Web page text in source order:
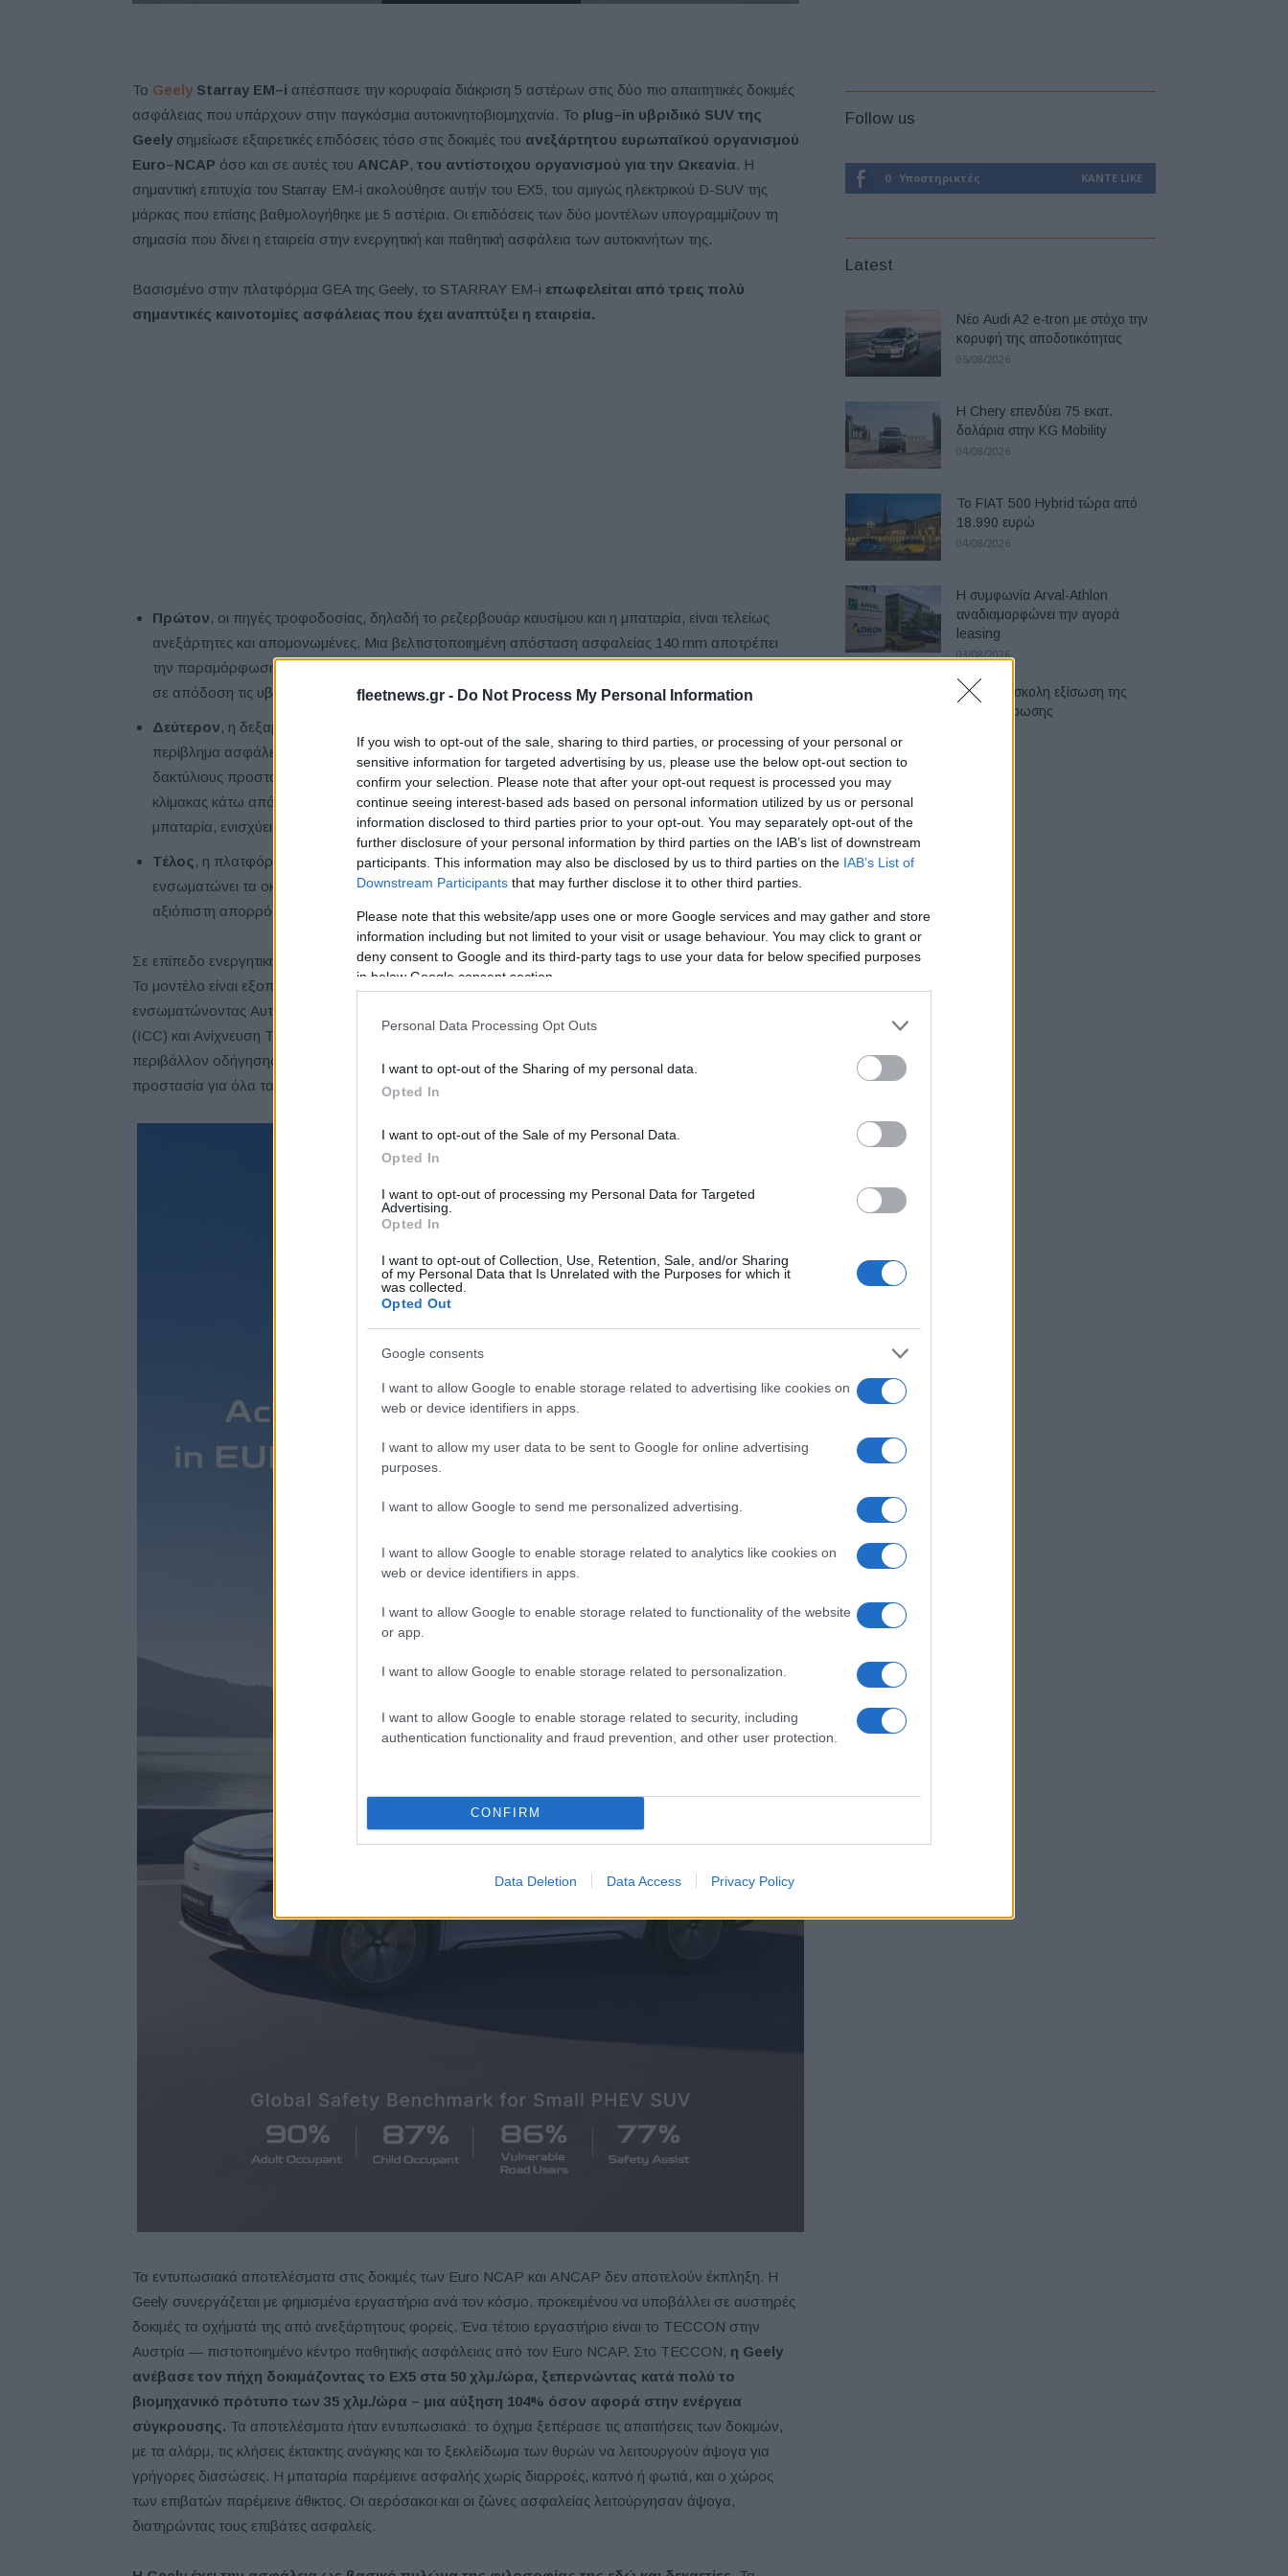
fleetnews.gr - Do Not Process My Personal Information
If you wish to opt-out of the sale, sharing to third parties, or processing of your personal or
sensitive information for targeted advertising by us, please use the below opt-out section to
confirm your selection. Please note that after your opt-out request is processed you may
continue seeing interest-based ads based on personal information utilized by us or personal
information disclosed to third parties prior to your opt-out. You may separately opt-out of the
further disclosure of your personal information by third parties on the IAB’s list of downstream
participants. This information may also be disclosed by us to third parties on the IAB’s List of
Downstream Participants that may further disclose it to other third parties.
Please note that this website/app uses one or more Google services and may gather and store
information including but not limited to your visit or usage behaviour. You may click to grant or
deny consent to Google and its third-party tags to use your data for below specified purposes
in below Google consent section.
Personal Data Processing Opt Outs
I want to opt-out of the Sharing of my personal data.
Opted In
I want to opt-out of the Sale of my Personal Data.
Opted In
I want to opt-out of processing my Personal Data for Targeted
Advertising.
Opted In
I want to opt-out of Collection, Use, Retention, Sale, and/or Sharing
of my Personal Data that Is Unrelated with the Purposes for which it
was collected.
Opted Out
Google consents
I want to allow Google to enable storage related to advertising like cookies on
web or device identifiers in apps.
I want to allow my user data to be sent to Google for online advertising
purposes.
I want to allow Google to send me personalized advertising.
I want to allow Google to enable storage related to analytics like cookies on
web or device identifiers in apps.
I want to allow Google to enable storage related to functionality of the website
or app.
I want to allow Google to enable storage related to personalization.
I want to allow Google to enable storage related to security, including
authentication functionality and fraud prevention, and other user protection.
CONFIRM
Data Deletion Data Access Privacy Policy
Το Geely Starray EM–i απέσπασε την κορυφαία διάκριση 5 αστέρων στις δύο πιο απαιτητικές δοκιμές
ασφάλειας που υπάρχουν στην παγκόσμια αυτοκινητοβιομηχανία. Το plug–in υβριδικό SUV της
Geely σημείωσε εξαιρετικές επιδόσεις τόσο στις δοκιμές του ανεξάρτητου ευρωπαϊκού οργανισμού
Euro–NCAP όσο και σε αυτές του ANCAP, του αντίστοιχου οργανισμού για την Ωκεανία. Η
σημαντική επιτυχία του Starray EM-i ακολούθησε αυτήν του EX5, του αμιγώς ηλεκτρικού D-SUV της
μάρκας που επίσης βαθμολογήθηκε με 5 αστέρια. Οι επιδόσεις των δύο μοντέλων υπογραμμίζουν τη
σημασία που δίνει η εταιρεία στην ενεργητική και παθητική ασφάλεια των αυτοκινήτων της.
Βασισμένο στην πλατφόρμα GEA της Geely, το STARRAY EM-i επωφελείται από τρεις πολύ
σημαντικές καινοτομίες ασφάλειας που έχει αναπτύξει η εταιρεία.
Πρώτον, οι πηγές τροφοδοσίας, δηλαδή το ρεζερβουάρ καυσίμου και η μπαταρία, είναι τελείως
ανεξάρτητες και απομονωμένες. Μια βελτιστοποιημένη απόσταση ασφαλείας 140 mm αποτρέπει
την παραμόρφωση της δεξαμενής καυσίμου σε εμπρόσθιες ή οπίσθιες συγκρούσεις, ξεπερνώντας
σε απόδοση τις υβριδικές πλατφόρμες που έχουν προέλθει από εξέλιξη αντίστοιχων θερμικών.
Δεύτερον, η δεξαμενή καυσίμου και η μπαταρία προστατεύονται από ένα ολοκληρωμένο δομικό
περίβλημα ασφάλειας, που αποτελείται από 6 οριζόντια και 4 κάθετα προστατευτικά πλαίσια και έξι
δακτύλιους προστασίας 360° από σύγκρουση. Επιπρόσθετα, ειδική σχεδίαση ασφάλειας τύπου
κλίμακας κάτω από το αμάξωμα, με δοκό υψηλής αντοχής τοποθετημένη 10 mm κάτω από την
μπαταρία, ενισχύει περαιτέρω την παθητική ασφάλεια.
Τέλος , η πλατφόρμα GEA κληρονομεί το αποδεδειγμένο DNA ασφάλειας της Geely, που
ενσωματώνει τα οκτώ δομικά συστήματα-υπογραφή της εταιρείας για πιο αποτελεσματική και
αξιόπιστη απορρόφηση και κατανομή ενέργειας σύγκρουσης σε όλο το όχημα.
Σε επίπεδο ενεργητικής ασφάλειας, το Geely STARRAY EM-i επιδεικνύει επίσης εξαιρετική απόδοση.
Το μοντέλο είναι εξοπλισμένο με
ενσωματώνοντας Αυτόματο Φρενάρισμα Έκτακτης Ανάγκης (AEB), Έξυπνο Σύστημα Ελέγχου Πορείας
(ICC) και Ανίχνευση Τυφλού Σημείου (BSD). Αυτά τα συστήματα συνεργάζονται για να ανιχνεύουν το
περιβάλλον οδήγησης, να προβλέπουν πιθανούς κινδύνους και να παρέχουν πολυεπίπεδη ενεργητική
προστασία για όλα τα πιθανά σενάρια.
Τα εντυπωσιακά αποτελέσματα στις δοκιμές των Euro NCAP και ANCAP δεν αποτελούν έκπληξη. Η
Geely συνεργάζεται με φημισμένα εργαστήρια ανά τον κόσμο, προκειμένου να υποβάλλει σε αυστηρές
δοκιμές τα οχήματά της από ανεξάρτητους φορείς. Ένα τέτοιο εργαστήριο είναι το TECCON στην
Αυστρία — πιστοποιημένο κέντρο παθητικής ασφάλειας από τον Euro NCAP. Στο TECCON, η Geely
ανέβασε τον πήχη δοκιμάζοντας το EX5 στα 50 χλμ./ώρα, ξεπερνώντας κατά πολύ το
βιομηχανικό πρότυπο των 35 χλμ./ώρα – μια αύξηση 104% όσον αφορά στην ενέργεια
σύγκρουσης. Τα αποτελέσματα ήταν εντυπωσιακά: το όχημα ξεπέρασε τις απαιτήσεις των δοκιμών,
με τα αλάρμ, τις κλήσεις έκτακτης ανάγκης και το ξεκλείδωμα των θυρών να λειτουργούν άψογα για
γρήγορες διασώσεις. Η μπαταρία παρέμεινε ασφαλής χωρίς διαρροές, καπνό ή φωτιά, και ο χώρος
των επιβατών παρέμεινε άθικτος. Οι αερόσακοι και οι ζώνες ασφαλείας λειτούργησαν άψογα,
διατηρώντας τους επιβάτες ασφαλείς.
Follow us
0 Υποστηρικτές ΚΆΝΤΕ LIKE
Latest
Νέο Audi A2 e-tron με στόχο την
κορυφή της αποδοτικότητας
05/08/2026
Η Chery επενδύει 75 εκατ.
δολάρια στην KG Mobility
04/08/2026
Το FIAT 500 Hybrid τώρα από
18.990 ευρώ
04/08/2026
Η συμφωνία Arval-Athlon
αναδιαμορφώνει την αγορά
leasing
03/08/2026
VW: Η δύσκολη εξίσωση της
αναδιάρθρωσης